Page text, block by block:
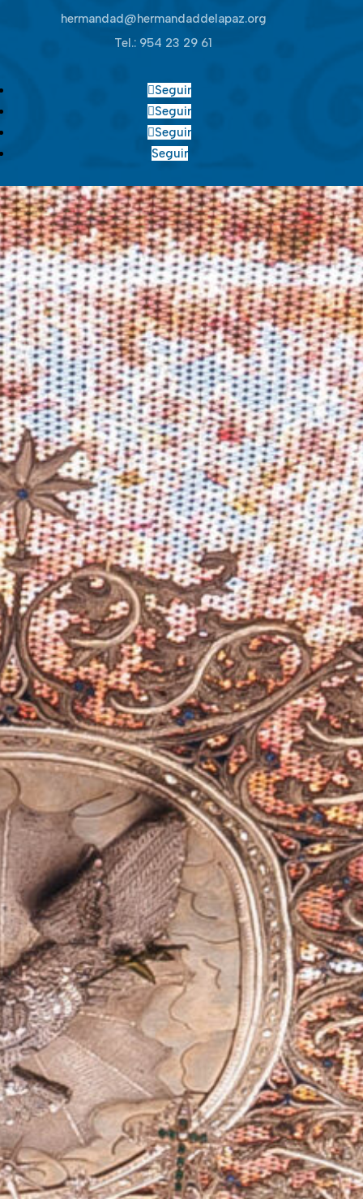
hermandad@hermandaddelapaz.org
Tel.: 954 23 29 61
Seguir
Seguir
Seguir
Seguir